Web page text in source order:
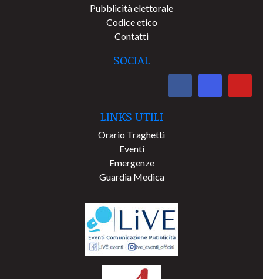
Pubblicità elettorale
Codice etico
Contatti
SOCIAL
LINKS UTILI
Orario Traghetti
Eventi
Emergenze
Guardia Medica